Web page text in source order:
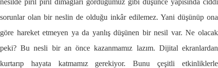
nesilde pırıl pırıl dimağları gördüğümüz gibi düşünce yapısında ciddi
sorunlar olan bir neslin de olduğu inkâr edilemez. Yani düşünüp ona
göre hareket etmeyen ya da yanlış düşünen bir nesil var. Ne olacak
peki? Bu nesli bir an önce kazanmamız lazım. Dijital ekranlardan
kurtarıp hayata katmamız gerekiyor. Bunu çeşitli etkinliklerle